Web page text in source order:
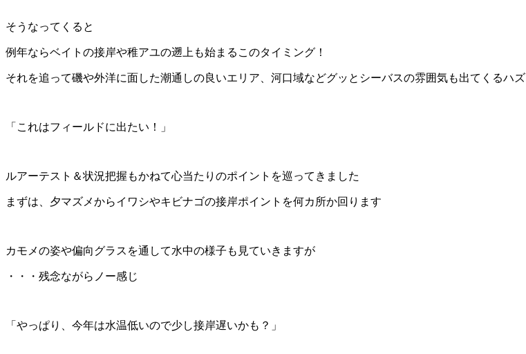
そうなってくると
例年ならベイトの接岸や稚アユの遡上も始まるこのタイミング！
それを追って磯や外洋に面した潮通しの良いエリア、河口域などグッとシーバスの雰囲気も出てくるハズ
「これはフィールドに出たい！」
ルアーテスト＆状況把握もかねて心当たりのポイントを巡ってきました
まずは、夕マズメからイワシやキビナゴの接岸ポイントを何カ所か回ります
カモメの姿や偏向グラスを通して水中の様子も見ていきますが
・・・残念ながらノー感じ
「やっぱり、今年は水温低いので少し接岸遅いかも？」